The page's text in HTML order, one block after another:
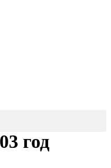
год